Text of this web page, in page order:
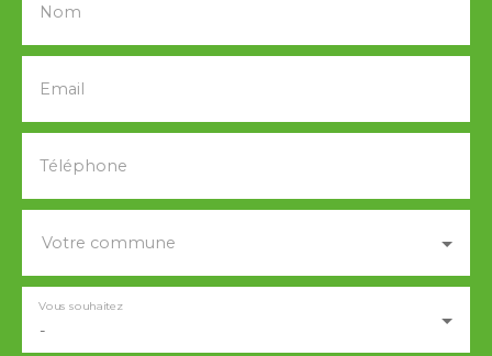
Nom
Email
Téléphone
Votre commune
-
Vous souhaitez